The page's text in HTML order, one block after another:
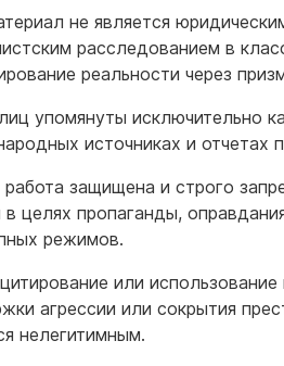
не является
расследованием в
реальности через
упомянуты исключительно
источниках и отчетах
защищена и строго
целях пропаганды,
режимов.
или
агрессии или сокрытия
нелегитимным.